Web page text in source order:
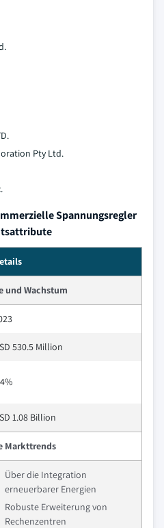
Pty Ltd.
Spannungsregler
und Wachstum
530.5 Million
1.08 Billion
Markttrends
Über die Integration
erneuerbarer Energien
Robuste Erweiterung von
Rechenzentren